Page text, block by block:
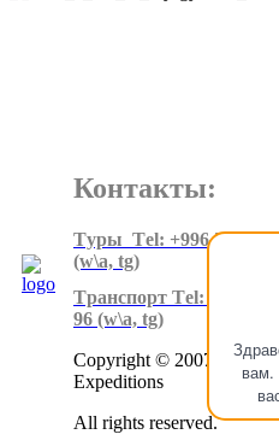
вам.
Контакты:
Tуры Тel: +996 550 60
(w\a, tg)
Tранспорт Тel: +996 500
96 (w\a, tg)
Copyright © 2007-2024
Expeditions
All rights reserved.